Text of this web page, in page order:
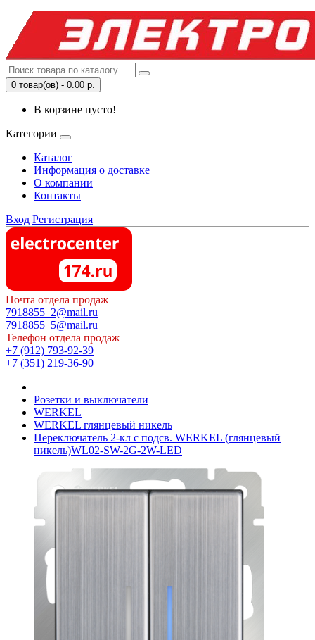
0 товар(ов) - 0.00 р.
В корзине пусто!
Категории
Каталог
Информация о доставке
О компании
Контакты
Вход Регистрация
Почта отдела продаж
7918855_2@mail.ru
7918855_5@mail.ru
Телефон отдела продаж
+7 (912) 793-92-39
+7 (351) 219-36-90
Розетки и выключатели
WERKEL
WERKEL глянцевый никель
Переключатель 2-кл с подсв. WERKEL (глянцевый
никель)WL02-SW-2G-2W-LED